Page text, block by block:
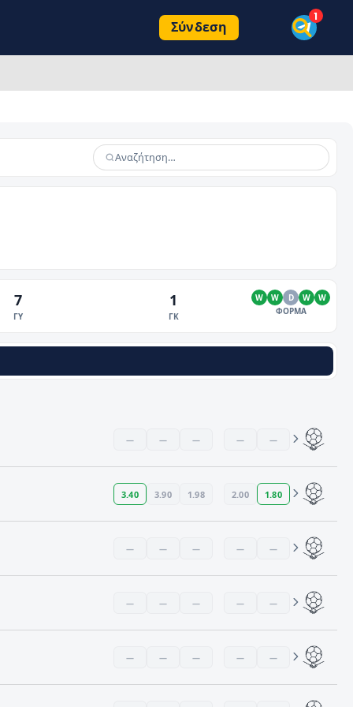
Σύνδεση
7
ΓΥ
1
ΓΚ
W W D W
W
ΦΟΡΜΑ
— — — — —
3.40 3.90 1.98 2.00 1.80
— — — — —
— — — — —
— — — — —